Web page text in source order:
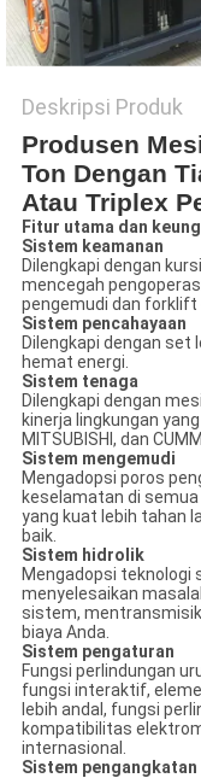
Deskripsi Produk
Produsen
Ton Dengan
Atau Triplex
Fitur utama dan
Sistem keamanan
Dilengkapi dengan
mencegah
pengemudi dan forklift
Sistem pencahayaan
Dilengkapi dengan set
hemat energi.
Sistem tenaga
Dilengkapi dengan
kinerja lingkungan
MITSUBISHI, dan
Sistem mengemudi
Mengadopsi poros
keselamatan di
yang kuat lebih tahan
baik.
Sistem hidrolik
Mengadopsi
menyelesaikan
sistem,
biaya Anda.
Sistem pengaturan
Fungsi perlindungan
fungsi interaktif,
lebih andal, fungsi
kompatibilitas
internasional.
Sistem pengangkatan